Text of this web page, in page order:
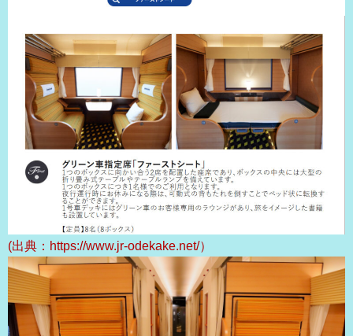
(出典：https://www.jr-odekake.net/）